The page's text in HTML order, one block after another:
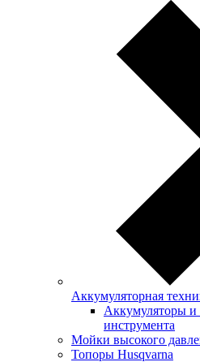
Аккумуляторная
Аккумуляторы и
инструмента
Мойки высокого
Топоры Husqvarna